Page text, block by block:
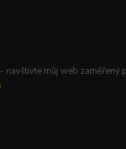
- navštivte můj web zaměřený